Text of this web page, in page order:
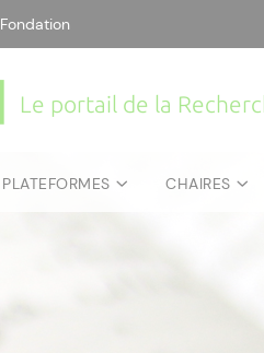
Fondation
Le portail de la
PLATEFORMES CHAIRES